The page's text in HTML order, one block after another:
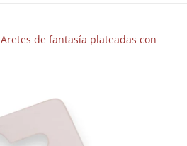
Aretes de fantasía plateadas con